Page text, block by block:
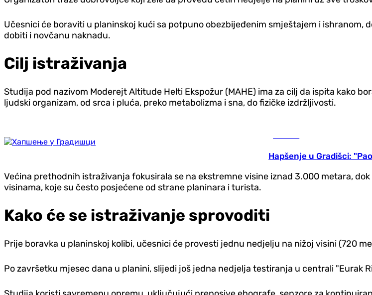
Učesnici će boraviti u planinskoj kući sa potpuno obezbijeđenim smještajem i ishranom,
dobiti i novčanu naknadu.
Cilj istraživanja
Studija pod nazivom Moderejt Altitude Helti Ekspožur (MAHE) ima za cilj da ispita kako
ljudski organizam, od srca i pluća, preko metabolizma i sna, do fizičke izdržljivosti.
Hapšenje u Gradišci:
Većina prethodnih istraživanja fokusirala se na ekstremne visine iznad 3.000 metara,
visinama, koje su često posjećene od strane planinara i turista.
Kako će se istraživanje sprovoditi
Prije boravka u planinskoj kolibi, učesnici će provesti jednu nedjelju na nižoj visini (720
Po završetku mjesec dana u planini, slijedi još jedna nedjelja testiranja u centrali "Eurak